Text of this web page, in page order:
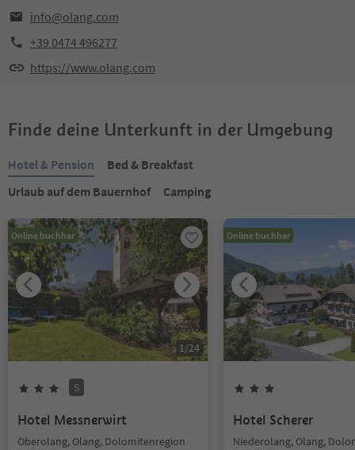
info@olang.com
+39 0474 496277
https://www.olang.com
Finde deine Unterkunft in der Umgebung
Hotel & Pension
Bed & Breakfast
Urlaub auf dem Bauernhof
Camping
Online buchbar
1/24
S
Hotel Messnerwirt
Oberolang, Olang, Dolomitenregion
Online buchbar
Hotel Scherer
Niederolang, Olang,